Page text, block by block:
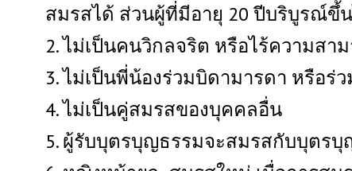
สมรสได้ ส่วนผู้ที่มีอายุ 20 ปีบริบูรณ์ขึ้
2. ไม่เป็นคนวิกลจริต หรือไร้ความสา
3. ไม่เป็นพี่น้องร่วมบิดามารดา หรือร่
4. ไม่เป็นคู่สมรสของบุคคลอื่น
5. ผู้รับบุตรบุญธรรมจะสมรสกับบุตรบุ